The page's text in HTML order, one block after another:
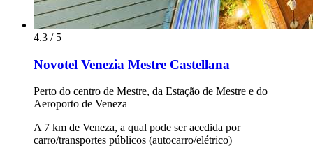
4.3 / 5
Novotel Venezia Mestre Castellana
Perto do centro de Mestre, da Estação de Mestre e do
Aeroporto de Veneza
A 7 km de Veneza, a qual pode ser acedida por
carro/transportes públicos (autocarro/elétrico)